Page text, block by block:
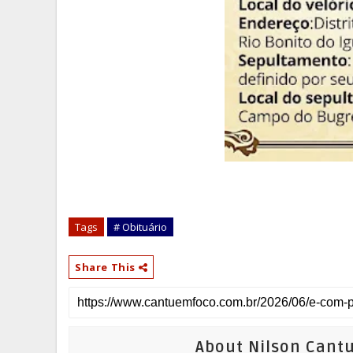
Tags # Obituário
Share This
About Nilson